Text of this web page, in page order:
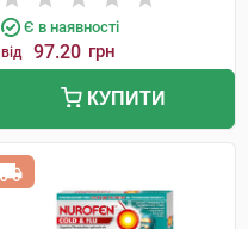
Є в наявності
від 97.20 грн
КУПИТИ